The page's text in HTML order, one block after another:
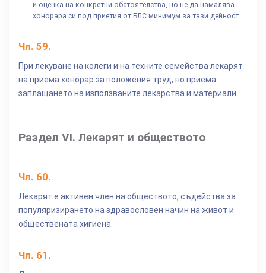
и оценка на конкретни обстоятелства, но не да намалява
хонорара си под приетия от БЛС минимум за тази дейност.
Чл. 59.
При лекуване на колеги и на техните семейства лекарят
на приема хонорар за положения труд, но приема
заплащането на използваните лекарства и материали.
Раздел VI. Лекарят и обществото
Чл. 60.
Лекарят е активен член на обществото, съдейства за
популяризирането на здравословен начин на живот и
обществената хигиена.
Чл. 61 .